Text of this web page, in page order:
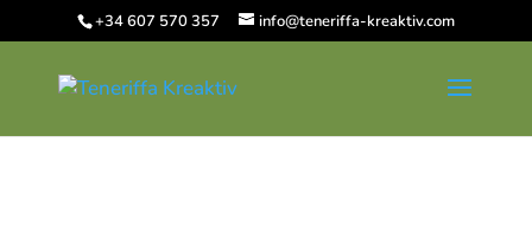
+34 607 570 357 info@teneriffa-kreaktiv.com